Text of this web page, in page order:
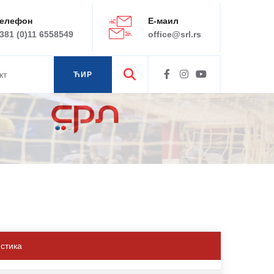
(0)11 6558549
Е-маил
office@srl.rs
ЋИР